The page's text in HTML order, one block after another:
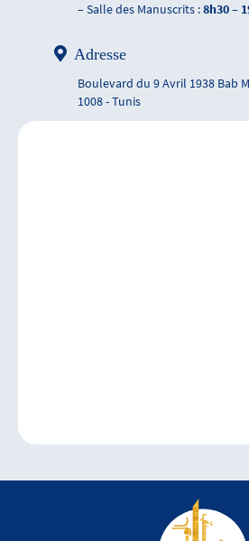
– Salle des Manuscrits :8h30 –
Adresse
Boulevard du 9 Avril 1938 Bab
1008 - Tunis